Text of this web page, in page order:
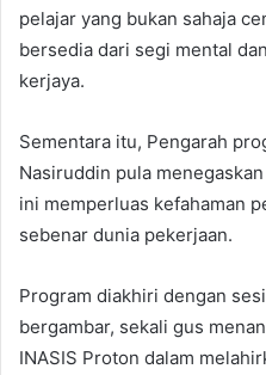
pelajar yang bukan sahaja
bersedia dari segi mental
kerjaya.
Sementara itu, Pengarah
Nasiruddin pula
ini memperluas kefahaman
sebenar dunia pekerjaan.
Program diakhiri dengan
bergambar, sekali gus
INASIS Proton dalam